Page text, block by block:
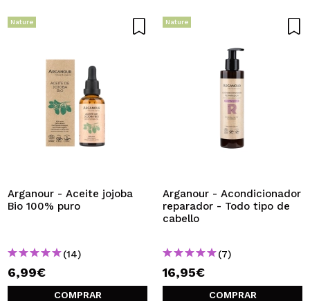
Nature
Arganour - Aceite jojoba
Bio 100% puro
(14)
6,99€
COMPRAR
Nature
Arganour - Acondicionador
reparador - Todo tipo de
cabello
(7)
16,95€
COMPRAR